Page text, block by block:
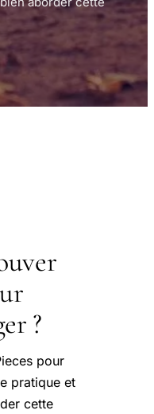
?
pour
pratique et
cette